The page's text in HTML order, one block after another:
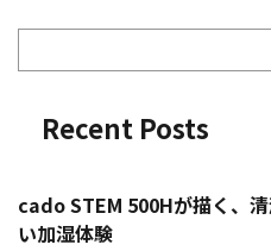
Recent Posts
cado STEM 500Hが描く、
い加湿体験